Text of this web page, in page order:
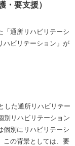
・要支援）
「通所リハビリテーシ
ハビリテーション」が
した通所リハビリテー
別リハビリテーション
個別にリハビリテーシ
この背景としては、要